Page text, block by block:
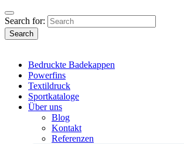
Search for:
Search
Bedruckte Badekappen
Powerfins
Textildruck
Sportkataloge
Über uns
Blog
Kontakt
Referenzen